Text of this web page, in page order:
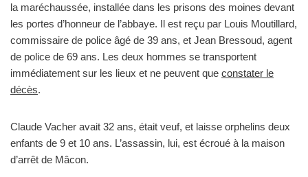
la maréchaussée, installée dans les prisons des moines devant
les portes d’honneur de l’abbaye. Il est reçu par Louis Moutillard,
commissaire de police âgé de 39 ans, et Jean Bressoud, agent
de police de 69 ans. Les deux hommes se transportent
immédiatement sur les lieux et ne peuvent que constater le
décès.
Claude Vacher avait 32 ans, était veuf, et laisse orphelins deux
enfants de 9 et 10 ans. L’assassin, lui, est écroué à la maison
d’arrêt de Mâcon.